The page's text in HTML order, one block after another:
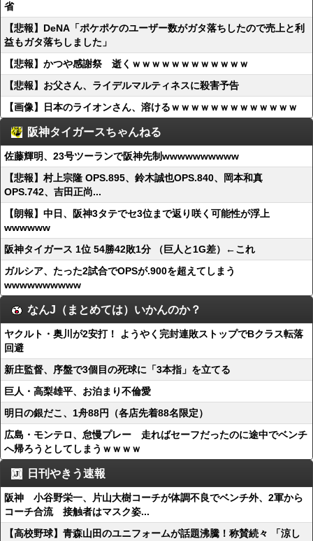
省
【悲報】DeNA「ポケポケのユーザー数がガタ落ちしたので売上と利
益もガタ落ちしました」
【悲報】かつや感謝祭 逝くｗｗｗｗｗｗｗｗｗｗｗｗ
【悲報】お父さん、ライデルマルティネスに殺害予告
【画像】日本のライオンさん、溶けるｗｗｗｗｗｗｗｗｗｗｗｗｗ
阪神タイガースちゃんねる
佐藤輝明、23号ツーランで阪神先制wwwwwwwwww
【悲報】村上宗隆 OPS.895、鈴木誠也OPS.840、岡本和真
OPS.742、吉田正尚...
【朗報】中日、阪神3タテでセ3位まで返り咲く可能性が浮上
wwwwww
阪神タイガース 1位 54勝42敗1分 （巨人と1G差）←これ
ガルシア、たった2試合でOPSが.900を超えてしまう
wwwwwwwwww
なんJ（まとめては）いかんのか？
ヤクルト・奥川が2安打！ ようやく完封連敗ストップでBクラス転落
回避
新庄監督、序盤で3個目の死球に「3本指」を立てる
巨人・高梨雄平、お泊まり不倫愛
明日の銀だこ、1舟88円（各店先着88名限定）
広島・モンテロ、怠慢プレー 走ればセーフだったのに途中でベンチ
へ帰ろうとしてしまうｗｗｗｗ
日刊やきう速報
阪神 小谷野栄一、片山大樹コーチが体調不良でベンチ外、2軍から
コーチ合流 接触者はマスク姿...
【高校野球】青森山田のユニフォームが話題沸騰！称賛続々 「涼し